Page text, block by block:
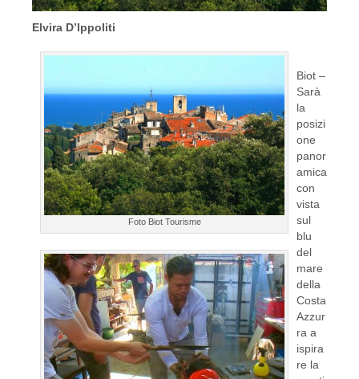
Elvira D’Ippoliti
Foto Biot Tourisme
Biot –
Sarà
la
posizi
one
panor
amica
con
vista
sul
blu
del
mare
della
Costa
Azzur
ra a
ispira
re la